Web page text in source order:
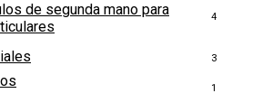
de segunda mano para
4
3
1